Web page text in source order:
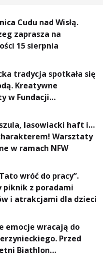
Cudu nad Wisłą.
zaprasza na
15 sierpnia
tradycja spotkała się
Kreatywne
w Fundacji
lasowiacki haft i…
Warsztaty
w ramach NFW
wróć do pracy”.
piknik z poradami
i atrakcjami dla dzieci
emocje wracają do
Przed
Biathlon